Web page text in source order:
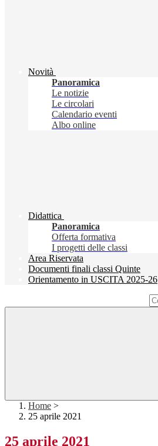
Novità
Panoramica
Le notizie
Le circolari
Calendario eventi
Albo online
Didattica
Panoramica
Offerta formativa
I progetti delle classi
Area Riservata
Documenti finali classi Quinte
Orientamento in USCITA 2025-26
Home >
25 aprile 2021
25 aprile 2021